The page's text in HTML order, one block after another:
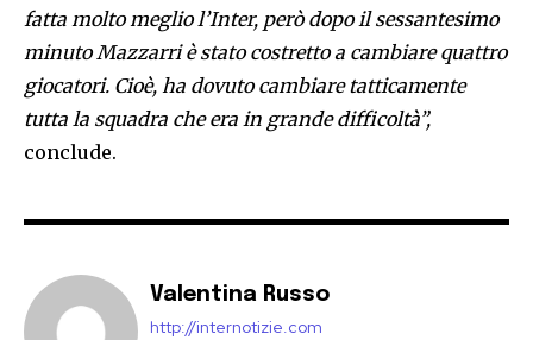
fatta molto meglio l’Inter, però dopo il sessantesimo
minuto Mazzarri è stato costretto a cambiare quattro
giocatori. Cioè, ha dovuto cambiare tatticamente
tutta la squadra che era in grande difficoltà”,
conclude.
Valentina Russo
http://internotizie.com